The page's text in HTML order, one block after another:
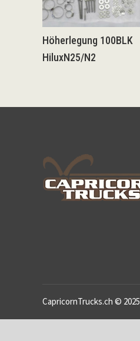
Höherlegung 100BLK
HiluxN25/N2
CapricornTrucks.ch © 2025